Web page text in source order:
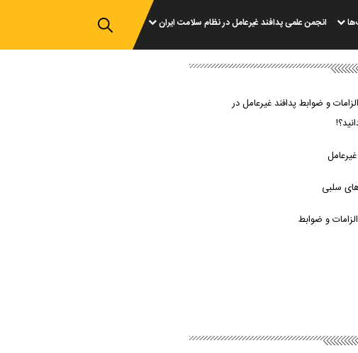
انجمن علمی پدافند غیرعامل در نظام سلامت ایران
و ضوابط پدافند غیرعامل در
سلبی
و ضوابط